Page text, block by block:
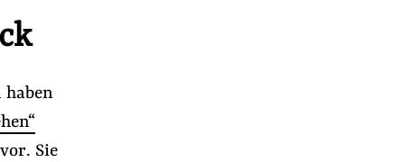
haben
Sie